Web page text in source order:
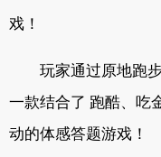
戏！
玩家通过原地跑
一款结合了 跑酷、吃
动的体感答题游戏！